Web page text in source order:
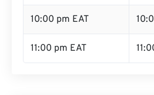
10:00 pm EAT
11:00 pm EAT